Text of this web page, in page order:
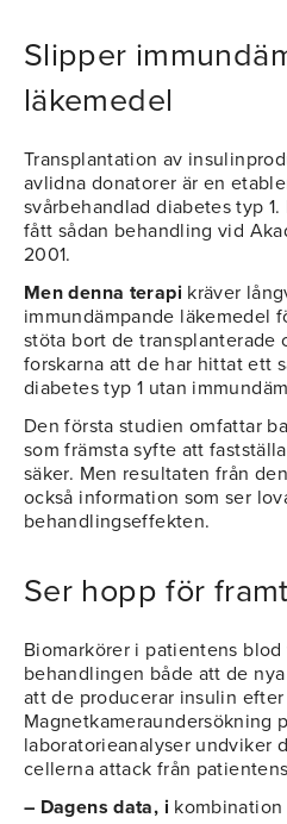
Slipper
läkemedel
Transplantation av
avlidna donatorer är en
svårbehandlad diabetes typ
fått sådan behandling vid
2001.
Men denna terapi kräver
immundämpande läkemedel
stöta bort de transplanterade
forskarna att de har hittat ett
diabetes typ 1 utan
Den första studien omfattar
som främsta syfte att
säker. Men resultaten från
också information som ser
behandlingseffekten.
Ser hopp för
Biomarkörer i patientens
behandlingen både att de
att de producerar insulin
Magnetkameraundersökning
laboratorieanalyser undviker
cellerna attack från
– Dagens data, i kombination